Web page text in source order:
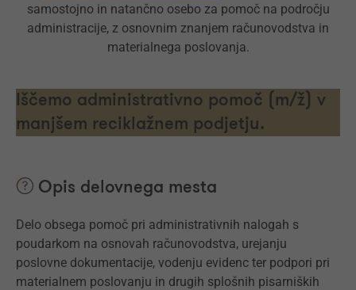
samostojno in natančno osebo za pomoč na področju
administracije, z osnovnim znanjem računovodstva in
materialnega poslovanja.
Iščemo administrativno pomoč (m/ž) v
manjšem reciklažnem podjetju.
Opis delovnega mesta
Delo obsega pomoč pri administrativnih nalogah s
poudarkom na osnovah računovodstva, urejanju
poslovne dokumentacije, vodenju evidenc ter podpori pri
materialnem poslovanju in drugih splošnih pisarniških